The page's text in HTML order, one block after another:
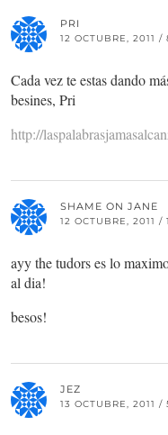
PRI
12 OCTUBRE, 2011 /
Cada vez te estas dando
besines, Pri
http://
SHAME ON JANE
12 OCTUBRE, 2011 /
ayy the tudors es lo
al dia!
besos!
JEZ
13 OCTUBRE, 2011 /